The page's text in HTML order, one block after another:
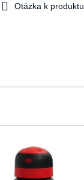
Otázka k produktu